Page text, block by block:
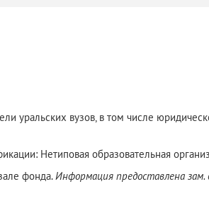
уральских вузов, в том числе
Нетиповая образовательная
фонда.Информация предоставлена